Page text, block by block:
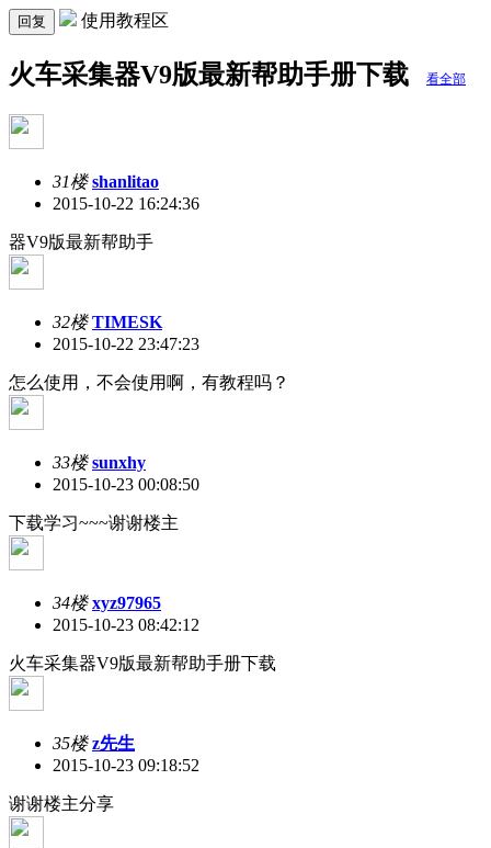
回复 使用教程区
火车采集器V9版最新帮助手册下载 看全部
31楼 shanlitao
2015-10-22 16:24:36
器V9版最新帮助手
32楼 TIMESK
2015-10-22 23:47:23
怎么使用，不会使用啊，有教程吗？
33楼 sunxhy
2015-10-23 00:08:50
下载学习~~~谢谢楼主
34楼 xyz97965
2015-10-23 08:42:12
火车采集器V9版最新帮助手册下载
35楼 z先生
2015-10-23 09:18:52
谢谢楼主分享